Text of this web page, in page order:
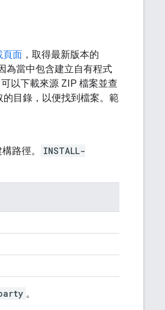
頁面 ，取得最新版本的
為當中包含建立自有程式
以下載來源 ZIP 檔案並查
目錄，以便找到檔案。範
路徑。
INSTALL-
。